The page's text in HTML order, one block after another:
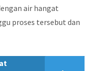
air hangat
proses tersebut dan